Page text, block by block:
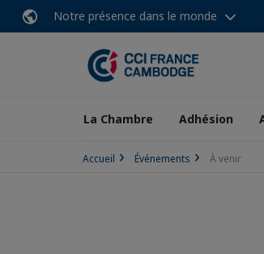
Notre présence dans le monde
La Chambre Adhésion
Accueil Événements À venir